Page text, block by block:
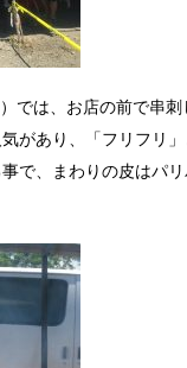
では、お店の前で串
があり、「フリフリ
で、まわりの皮はパ